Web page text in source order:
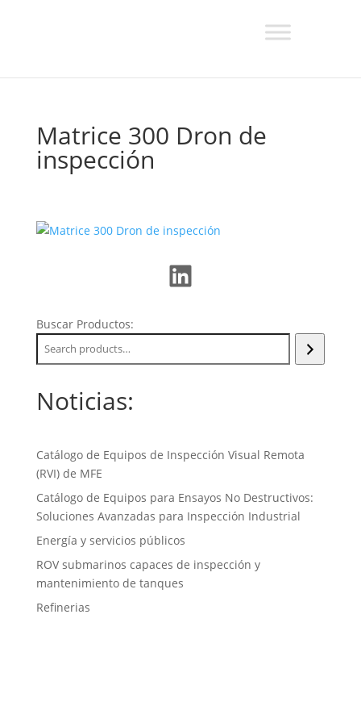
Matrice 300 Dron de
inspección
LinkedIn
Buscar Productos:
Noticias:
Catálogo de Equipos de Inspección Visual Remota
(RVI) de MFE
Catálogo de Equipos para Ensayos No Destructivos:
Soluciones Avanzadas para Inspección Industrial
Energía y servicios públicos
ROV submarinos capaces de inspección y
mantenimiento de tanques
Refinerias